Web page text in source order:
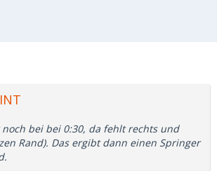
bei bei 0:30, da fehlt rechts und
Rand). Das ergibt dann einen Springer